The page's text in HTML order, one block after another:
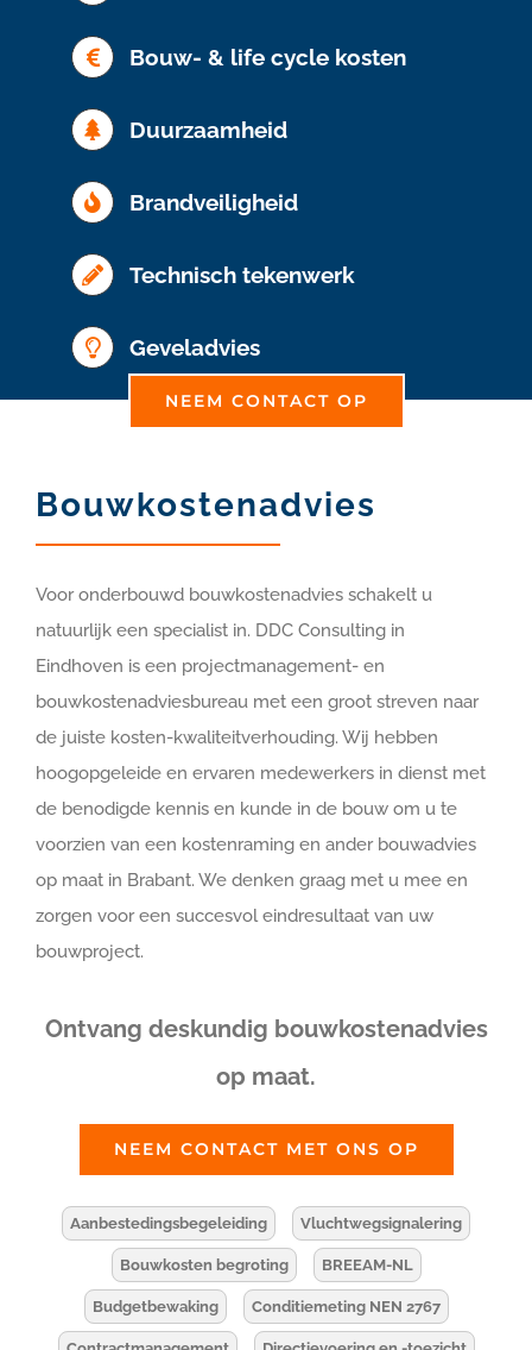
Bouw- & life cycle kosten
Duurzaamheid
Brandveiligheid
Technisch tekenwerk
Geveladvies
NEEM CONTACT OP
Bouwkostenadvies
Voor onderbouwd bouwkostenadvies schakelt u
natuurlijk een specialist in. DDC Consulting in
Eindhoven is een projectmanagement- en
bouwkostenadviesbureau met een groot streven naar
de juiste kosten-kwaliteitverhouding. Wij hebben
hoogopgeleide en ervaren medewerkers in dienst met
de benodigde kennis en kunde in de bouw om u te
voorzien van een kostenraming en ander bouwadvies
op maat in Brabant. We denken graag met u mee en
zorgen voor een succesvol eindresultaat van uw
bouwproject.
Ontvang deskundig bouwkostenadvies
op maat.
NEEM CONTACT MET ONS OP
Aanbestedingsbegeleiding Vluchtwegsignalering
Bouwkosten begroting BREEAM-NL
Budgetbewaking Conditiemeting NEN 2767